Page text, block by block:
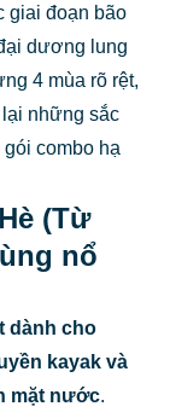
giai đoạn bão
dương lung
4 mùa rõ rệt,
những sắc
combo hạ
(Từ
nổ
dành cho
kayak và
mặt nước.